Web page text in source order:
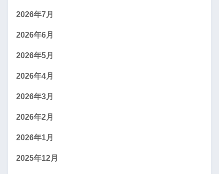
2026年7月
2026年6月
2026年5月
2026年4月
2026年3月
2026年2月
2026年1月
2025年12月